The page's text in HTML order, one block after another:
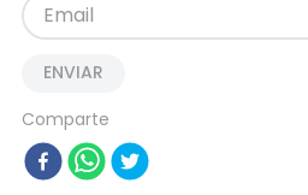
ENVIAR
Comparte